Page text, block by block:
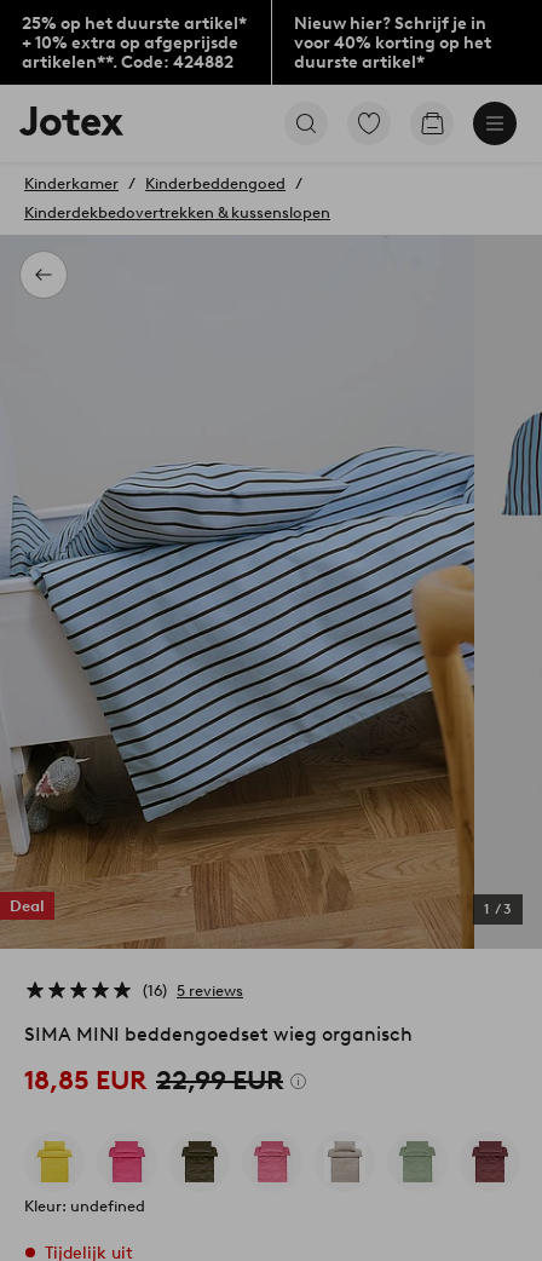
25% op het duurste artikel*
+ 10% extra op afgeprijsde
artikelen**. Code: 424882
Nieuw hier? Schrijf je in
voor 40% korting op het
duurste artikel*
Jotex
logo
go
to
the
home
page
Ga
Go
Terug
Kinderkamer
Kinderbeddengoed
Kinderdekbedovertrekken & kussenslopen
Deal 1 /3
16 5 reviews
SIMA MINI beddengoedset wieg organisch
18,85 EUR 22,99 EUR
Kleur: undefined
Tijdelijk uit